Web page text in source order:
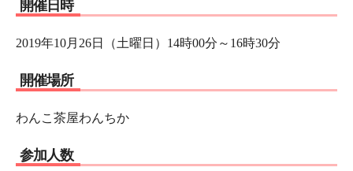
開催日時
2019年10月26日（土曜日）14時00分～16時30分
開催場所
わんこ茶屋わんちか
参加人数